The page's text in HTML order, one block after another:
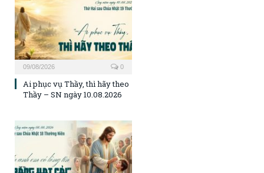
09/08/2026 0
Ai phục vụ Thầy, thì hãy theo
Thầy – SN ngày 10.08.2026